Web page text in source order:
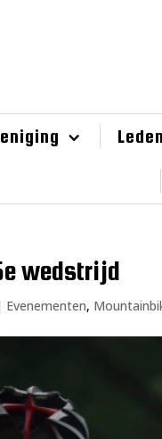
wedstrijd
Evenementen,